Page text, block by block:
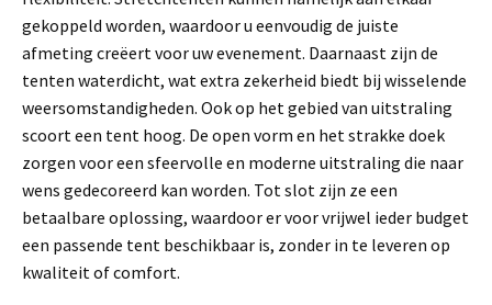
gekoppeld worden, waardoor u eenvoudig de juiste
afmeting creëert voor uw evenement. Daarnaast zijn de
tenten waterdicht, wat extra zekerheid biedt bij wisselende
weersomstandigheden. Ook op het gebied van uitstraling
scoort een tent hoog. De open vorm en het strakke doek
zorgen voor een sfeervolle en moderne uitstraling die naar
wens gedecoreerd kan worden. Tot slot zijn ze een
betaalbare oplossing, waardoor er voor vrijwel ieder budget
een passende tent beschikbaar is, zonder in te leveren op
kwaliteit of comfort.